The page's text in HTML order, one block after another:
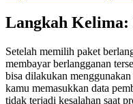
Langkah Kelima:
Setelah memilih paket
membayar berlangganan
bisa dilakukan
kamu memasukkan data
tidak terjadi kesalahan saat